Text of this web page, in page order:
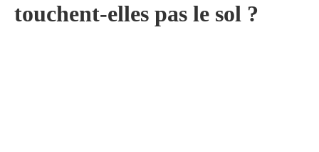
touchent-elles pas le sol ?